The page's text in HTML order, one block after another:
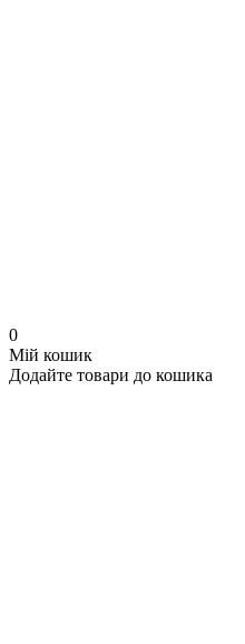
0
Мій кошик
Додайте товари до кошика